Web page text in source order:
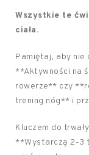
Wszystkie te
ciała.
Pamiętaj, aby nie
**Aktywności na
rowerze** czy
trening nóg** i
Kluczem do
**Wystarczą 2-3